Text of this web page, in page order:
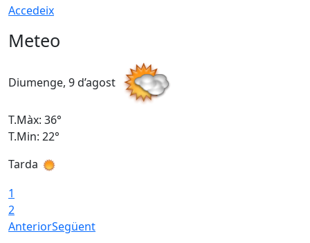
Accedeix
Meteo
Diumenge, 9 d’agost
T.Màx: 36°
T.Min: 22°
Tarda
1
2
AnteriorSegüent